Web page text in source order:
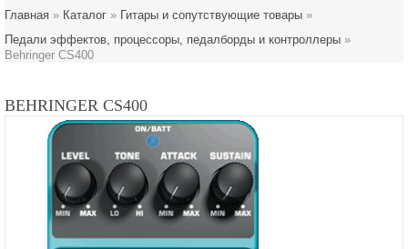
Главная » Каталог » Гитары и сопутствующие товары »
Педали эффектов, процессоры, педалборды и контроллеры »
Behringer CS400
BEHRINGER CS400